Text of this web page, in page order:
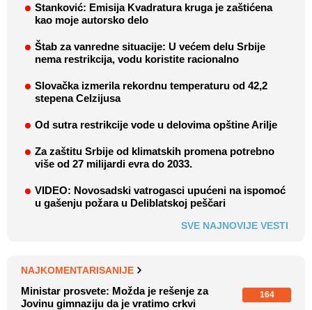
Stanković: Emisija Kvadratura kruga je zaštićena
kao moje autorsko delo
Štab za vanredne situacije: U većem delu Srbije
nema restrikcija, vodu koristite racionalno
Slovačka izmerila rekordnu temperaturu od 42,2
stepena Celzijusa
Od sutra restrikcije vode u delovima opštine Arilje
Za zaštitu Srbije od klimatskih promena potrebno
više od 27 milijardi evra do 2033.
VIDEO: Novosadski vatrogasci upućeni na ispomoć
u gašenju požara u Deliblatskoj peščari
SVE NAJNOVIJE VESTI
NAJKOMENTARISANIJE
Ministar prosvete: Možda je rešenje za
Jovinu gimnaziju da je vratimo crkvi
164